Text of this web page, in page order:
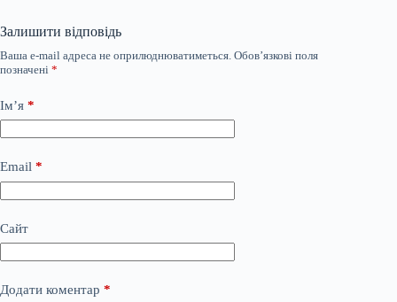
Залишити відповідь
Ваша e-mail адреса не оприлюднюватиметься. Обов’язкові поля
позначені *
Ім’я *
Email *
Сайт
Додати коментар *